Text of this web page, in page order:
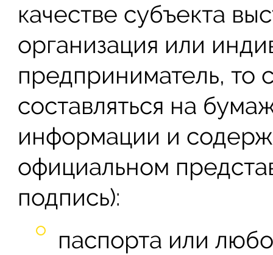
качестве субъекта
организация или
предприниматель, то
составляться на
информации и
официальном
подпись):
паспорта или